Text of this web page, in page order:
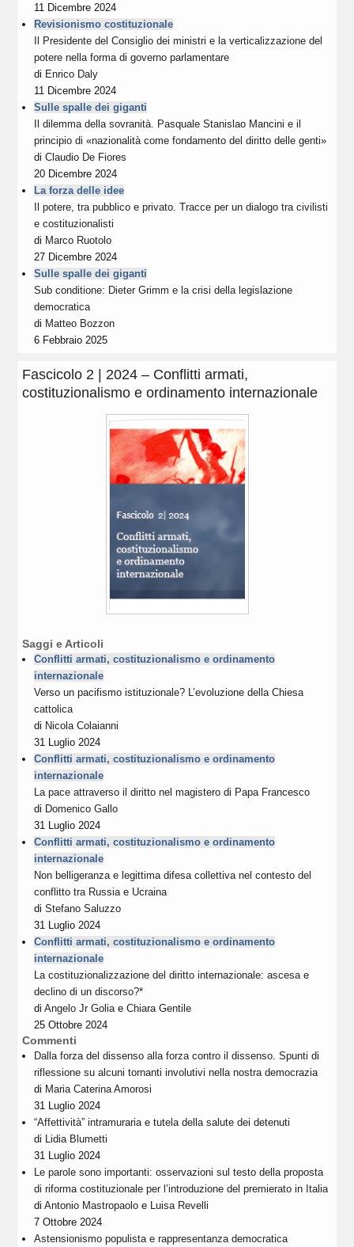
11 Dicembre 2024
Revisionismo costituzionale
Il Presidente del Consiglio dei ministri e la verticalizzazione del
potere nella forma di governo parlamentare
di Enrico Daly
11 Dicembre 2024
Sulle spalle dei giganti
Il dilemma della sovranità. Pasquale Stanislao Mancini e il
principio di «nazionalità come fondamento del diritto delle genti»
diClaudio De Fiores
20 Dicembre 2024
La forza delle idee
Il potere, tra pubblico e privato. Tracce per un dialogo tra civilisti
e costituzionalisti
di Marco Ruotolo
27 Dicembre 2024
Sulle spalle dei giganti
Sub conditione: Dieter Grimm e la crisi della legislazione
democratica
di Matteo Bozzon
6 Febbraio 2025
Fascicolo 2 | 2024 – Conflitti armati,
costituzionalismo e ordinamento internazionale
Saggi e Articoli
Conflitti armati, costituzionalismo e ordinamento
internazionale
Verso un pacifismo istituzionale? L’evoluzione della Chiesa
cattolica
di Nicola Colaianni
31 Luglio 2024
Conflitti armati, costituzionalismo e ordinamento
internazionale
La pace attraverso il diritto nel magistero di Papa Francesco
di Domenico Gallo
31 Luglio 2024
Conflitti armati, costituzionalismo e ordinamento
internazionale
Non belligeranza e legittima difesa collettiva nel contesto del
conflitto tra Russia e Ucraina
diStefano Saluzzo
31 Luglio 2024
Conflitti armati, costituzionalismo e ordinamento
internazionale
La costituzionalizzazione del diritto internazionale: ascesa e
declino di un discorso?*
diAngelo Jr GoliaeChiara Gentile
25 Ottobre 2024
Commenti
Dalla forza del dissenso alla forza contro il dissenso. Spunti di
riflessione su alcuni tornanti involutivi nella nostra democrazia
di Maria Caterina Amorosi
31 Luglio 2024
“Affettività” intramuraria e tutela della salute dei detenuti
di Lidia Blumetti
31 Luglio 2024
Le parole sono importanti: osservazioni sul testo della proposta
di riforma costituzionale per l’introduzione del premierato in Italia
diAntonio Mastropaolo e Luisa Revelli
7 Ottobre 2024
Astensionismo populista e rappresentanza democratica